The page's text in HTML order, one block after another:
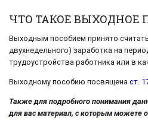
ЧТО ТАКОЕ ВЫХОДНОЕ
Выходным пособием принято
двухнедельного) заработка на
трудоустройства работника или в
Выходному пособию посвящена ст.
Также для подробного понимания
для вас материал, с которым можете